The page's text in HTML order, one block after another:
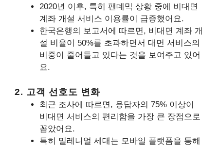
2020년 이후, 특히 팬데믹 상황 중에 비대면
계좌 개설 서비스 이용률이 급증했어요.
한국은행의 보고서에 따르면, 비대면 계좌 개
설 비율이 50%를 초과하면서 대면 서비스의
비중이 줄어들고 있다는 것을 보여주고 있어
요.
2. 고객 선호도 변화
최근 조사에 따르면, 응답자의 75% 이상이
비대면 서비스의 편리함을 가장 큰 장점으로
꼽았어요.
특히 밀레니얼 세대는 모바일 플랫폼을 통해